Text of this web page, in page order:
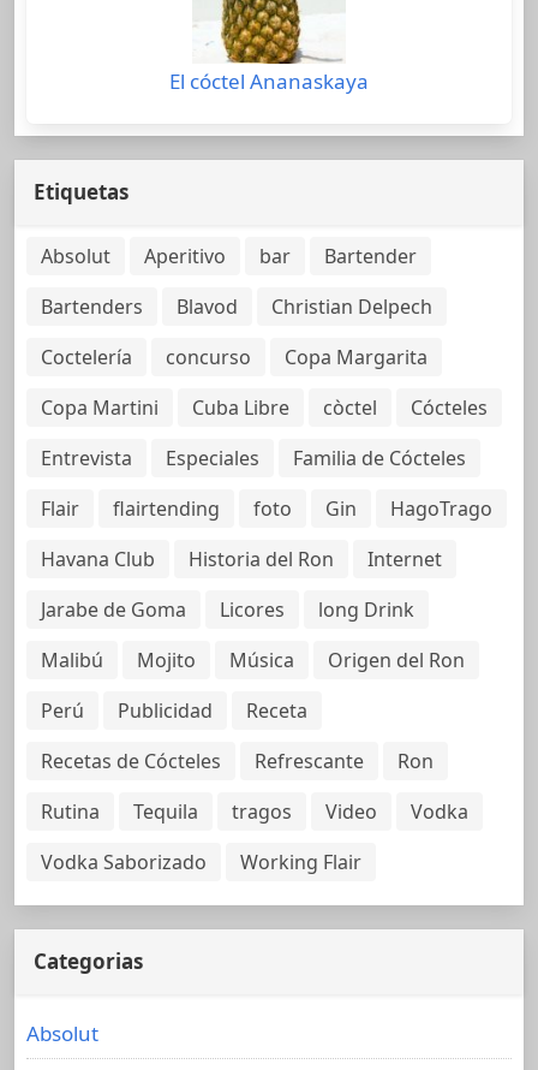
El cóctel Ananaskaya
Etiquetas
Absolut Aperitivo bar
Bartender
Bartenders
Blavod
Christian Delpech
Coctelería
concurso
Copa Margarita
Copa Martini
Cuba Libre còctel
Cócteles
Entrevista
Especiales
Familia de Cócteles
Flair
flairtending foto Gin
HagoTrago
Havana Club
Historia del Ron
Internet
Jarabe de Goma
Licores
long Drink
Malibú
Mojito Música
Origen del Ron
Perú
Publicidad
Receta
Recetas de Cócteles
Refrescante
Ron
Rutina
Tequila tragos Video
Vodka
Vodka Saborizado
Working Flair
Categorias
Absolut